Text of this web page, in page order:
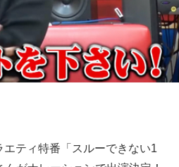
ティ特番「スルーできない1